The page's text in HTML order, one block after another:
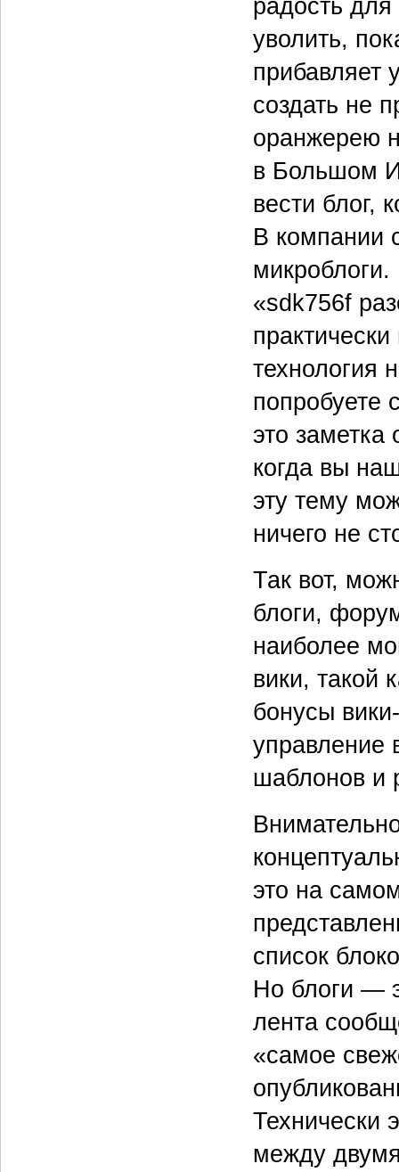
радость
уволить,
прибавляет
создать не
оранжерею
в Большом
вести блог,
В компании
микроблоги.
«sdk756f
технология
попробуете
это заметка
когда вы
эту тему
ничего не
Так вот,
блоги,
наиболее
вики, такой
бонусы
управление
шаблонов и
это на
список
Но блоги —
лента
«самое
Технически
между